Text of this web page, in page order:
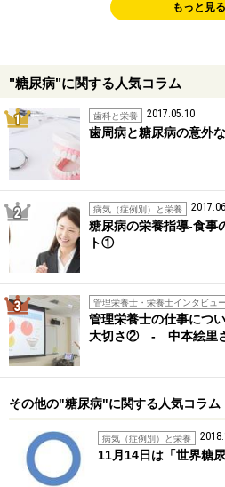
もっと見る
"糖尿病"に関する人気コラム
歯科と栄養 2017.05.10
歯周病と糖尿病の意外
1位
病気（症例別）と栄養
糖尿病の栄養指導-食事
ト①
管理栄養士・栄養士インタビュー
管理栄養士の仕事につ
大切さ② - 中本絵里
3位
その他の"糖尿病"に関する人気コラム
病気（症例別）と栄養
11月14日は「世界糖尿